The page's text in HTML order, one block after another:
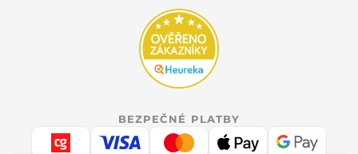
BEZPEČNÉ PLATBY